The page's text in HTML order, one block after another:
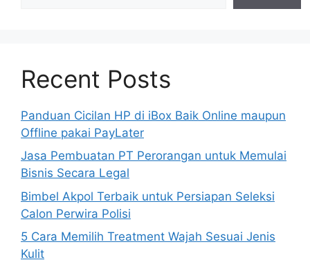
Recent Posts
Panduan Cicilan HP di iBox Baik Online maupun
Offline pakai PayLater
Jasa Pembuatan PT Perorangan untuk Memulai
Bisnis Secara Legal
Bimbel Akpol Terbaik untuk Persiapan Seleksi
Calon Perwira Polisi
5 Cara Memilih Treatment Wajah Sesuai Jenis
Kulit